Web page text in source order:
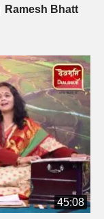
Ramesh Bhatt
45:08